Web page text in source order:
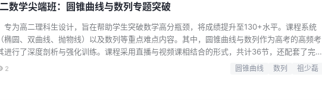
数学尖端班：圆锥曲线与数列专题突破
专为高二理科生设计，旨在帮助学生突破数学高分瓶颈，将成绩提升至130+水平。课程系统
椭圆、双曲线、抛物线）以及数列等重点难点内容。其中，圆锥曲线与数列作为高考的高频考
进行了深度剖析与强化训练。课程采用直播与视频课相结合的形式，共计36节，还配套了完整
秋季学期的所有知识点。同时，课程提供了期中期末复习专题，助力学生高效备考。祖少磊
入浅出的讲解方式，帮助学生理解复杂的数学概念，掌握解题技巧，无论是基础巩固还是能力
2 圆锥曲线 数列 祖少磊